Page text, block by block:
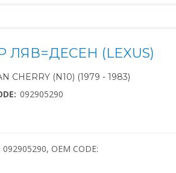
ЛЯВ=ДЕСЕН (LEXUS)
CHERRY (N10) (1979 - 1983)
092905290
092905290, OEM CODE: